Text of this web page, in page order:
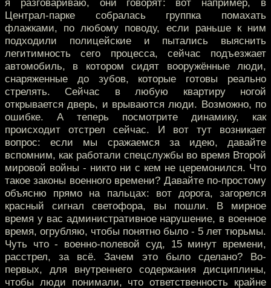
я разговариваю, они говорят: вот например, в
Централ-парке собралась группка помахать
флажками, по любому поводу, если раньше к ним
подходили полицейские и пытались выяснить
легитимность сего процесса, сейчас подъезжает
автомобиль, в котором сидят вооружённые люди,
снаряженные до зубов, которые готовы реально
стрелять. Сейчас в любую квартиру ногой
открывается дверь, и врываются люди. Возможно, по
ошибке. А теперь посмотрите динамику, как
происходит отстрел сейчас. И вот тут возникает
вопрос: если мы сражаемся за идею, давайте
вспомним, как работали спецслужбы во время Второй
мировой войны - никто ни с кем не церемонился. Что
такое законы военного времени? Давайте по-простому
объясню прямо на пальцах: вот дорога, загорелся
красный сигнал светофора, вы пошли. В мирное
время у вас административное нарушение, в военное
время, огрубляю, чтобы понятно было - 5 лет тюрьмы.
Чуть что - военно-полевой суд, 15 минут времени,
расстрел, за всё. Зачем это было сделано? Во-
первых, для внутреннего содержания дисциплины,
чтобы люди понимали, что ответственность крайне